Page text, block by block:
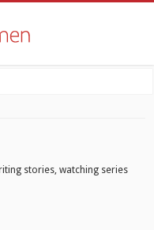
Penyebaran Virus
Daripada COVID-19 itu
Generasi Milenial dan Gen Z
stories, watching series